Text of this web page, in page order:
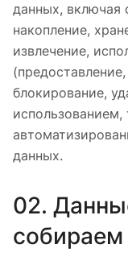
данных, включая
накопление,
извлечение,
блокирование,
использованием,
данных.
02.
собираем